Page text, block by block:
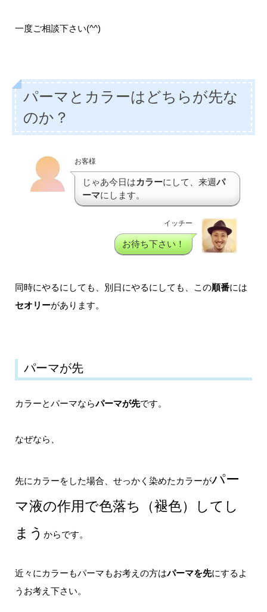
一度ご相談下さい(^^)
パーマとカラーはどちらが先な
のか？
お客様
じゃあ今日はカラーにして、来週パ
ーマにします。
イッチー
お待ち下さい！
同時にやるにしても、別日にやるにしても、この順番には
セオリーがあります。
パーマが先
カラーとパーマならパーマが先です。
なぜなら、
先にカラーをした場合、せっかく染めたカラーがパー
マ液の作用で色落ち（褪色）してし
まう からです。
近々にカラーもパーマもお考えの方はパーマを先にするよ
うお考え下さい。